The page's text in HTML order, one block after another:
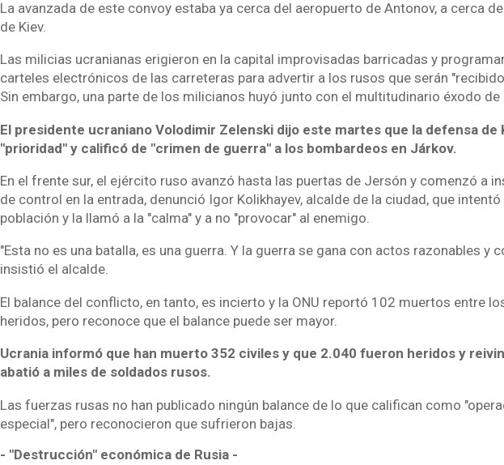
La avanzada de este convoy estaba ya cerca del aeropuerto de Antonov, a cerca
de Kiev.
Las milicias ucranianas erigieron en la capital improvisadas barricadas y
carteles electrónicos de las carreteras para advertir a los rusos que serán
Sin embargo, una parte de los milicianos huyó junto con el multitudinario éxodo de
El presidente ucraniano Volodimir Zelenski dijo este martes que la defensa de
"prioridad" y calificó de "crimen de guerra" a los bombardeos en Járkov.
En el frente sur, el ejército ruso avanzó hasta las puertas de Jersón y comenzó a
de control en la entrada, denunció Igor Kolikhayev, alcalde de la ciudad, que
población y la llamó a la "calma" y a no "provocar" al enemigo.
"Esta no es una batalla, es una guerra. Y la guerra se gana con actos razonables y
insistió el alcalde.
El balance del conflicto, en tanto, es incierto y la ONU reportó 102 muertos entre
heridos, pero reconoce que el balance puede ser mayor.
Ucrania informó que han muerto 352 civiles y que 2.040 fueron heridos y
abatió a miles de soldados rusos.
Las fuerzas rusas no han publicado ningún balance de lo que califican como
especial", pero reconocieron que sufrieron bajas.
- "Destrucción" económica de Rusia -